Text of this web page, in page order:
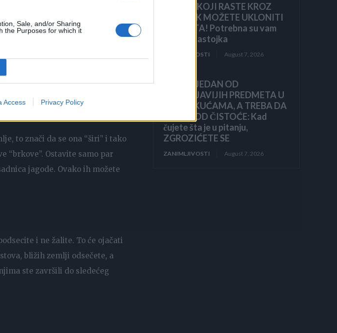
Sale, and/or Sharing
the Purposes for which it
Access Privacy Policy
jesen i rano proleće. Inače
još pre cvetanja i gledajte kako
to znači da se ona “širi” i tako
“brkove”. Ostavite samo par
jagode. Ovako ih možete
i ne žalite. To će ojačati
bližih zemlji odsečete, a
ste završili do sledećeg
KOROV KOJI RASTE KROZ
ŠLJUNAK MOŽETE UKLONITI
U 24 SATA! Potrebna su vam
samo 2 sastojka
ZANIMLJIVOSTI August 7, 2026
OVO JE JEDAN OD
NAJPRLJAVIJIH PREDMETA U
NAŠIM KUĆAMA, A TREBA DA
BLISTA OD ČISTOĆE: Kad
čujete šta je u pitanju,
ZGROZIĆETE SE
ZANIMLJIVOSTI August 7, 2026